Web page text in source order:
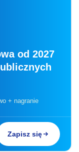
od 2027
+ nagranie
Zapisz się